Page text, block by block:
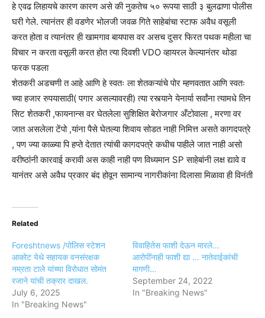
हे एवढ लिहायचे कारण कारण असे की नुकतेच ५० रूपया साठी ३ बुलढाणा पोलीस
घरी गेले. त्यानंतर ही वडणेर भोलजी जवळ गिते साहेबांचा स्टाफ अवैध वसूली
करत होता व त्यानंतर ही खामगाव बायपास वर असच दुसर फिरत पथक महीला चा
विचार न करता वसूली करत होत त्या दिवशी VDO व्हायरल केल्यानंतर थोडा
फरक पडला
शेतकरी अडचणी त आहे आणि हे स्वतः ला शेतकऱ्यांचे पोर म्हणवतात आणि स्वतः
च्या हजार रुपयासाठी( पगार असल्यावरही) त्या रस्त्याने येनार्या सर्वांना त्यामधे तिन
सिट शेतकरी ,फायनान्स वर घेतलेला सुशिक्षित बेरोजगार अँटोवाला , मरणा वर
जात असलेला टेंपो ,यांना पैसे घेतल्या शिवाय सोडत नाही निमित्त असते कागदपत्रे
, पण ज्या काळ्या पि हप्ते देतात त्यांची कागदपत्रे कधीच पाहीले जात नाही असो
वरीष्ठांनी कारवाई करावी अस काही नाही पण विध्यमान SP साहेबांनी लक्ष द्यावे व
यानंतर असे अवैध प्रकार बंद होवून सामान्य नागरीकांना दिलासा मिळावा ही विनंती
Related
Foreshtnews /पोलिस स्टेशन
आकोट येथे सहायक वनसंरक्षक
नम्रता टाले यांच्या विरोधात सोमंत
रजाने यांची तक्रार दाखल.
July 6, 2025
In "Breaking News"
विवाहितेस फाशी देऊन मारले…
आरोपींनाही फाशी द्या … नातेवाईकांची
मागणी…
September 24, 2022
In "Breaking News"